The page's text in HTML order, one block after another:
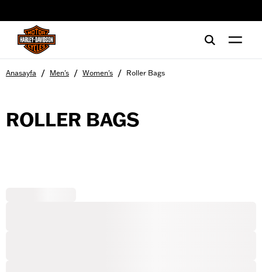
Anasayfa / Men's / Women's / Roller Bags
ROLLER BAGS